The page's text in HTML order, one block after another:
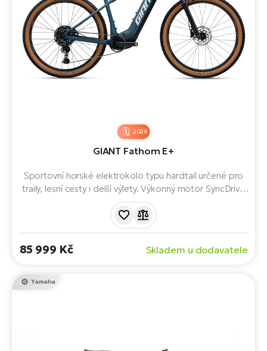
2026
GIANT Fathom E+
Sportovní horské elektrokolo typu hardtail určené pro
traily, lesní cesty i delší výlety. Výkonný motor SyncDrive
a moderní trailová geometrie zajišťují plynulou asistenci,
85 999 Kč Skladem u dodavatele
Yamaha